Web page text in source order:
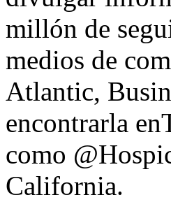
millón de
medios de
Atlantic,
encontrarla
como
California.